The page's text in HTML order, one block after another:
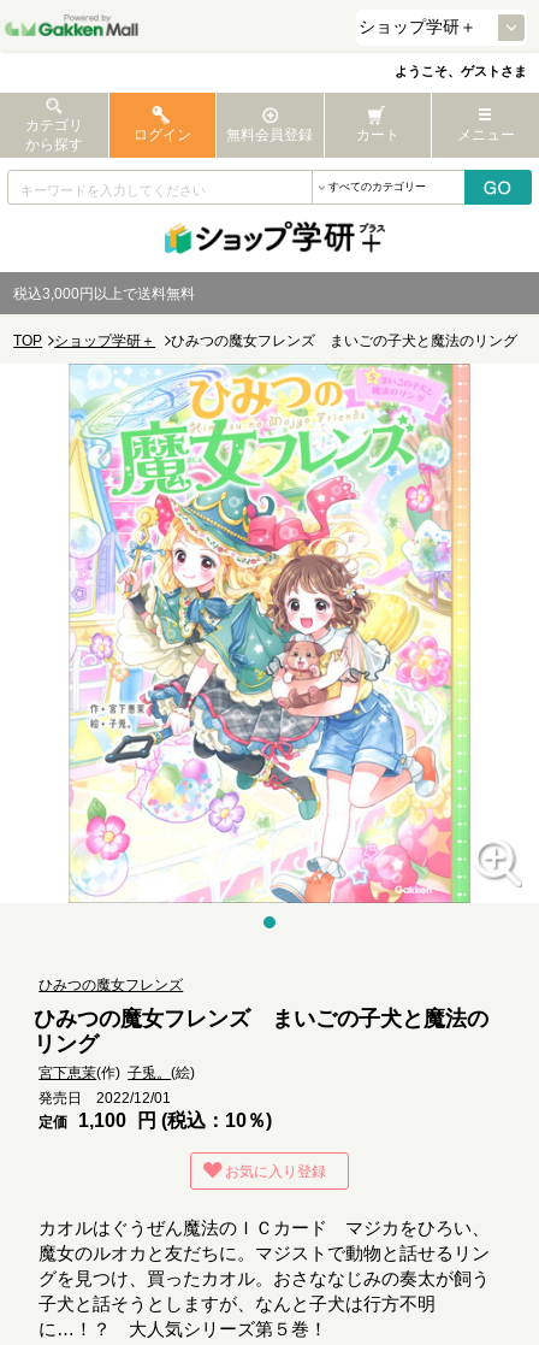
ようこそ、ゲストさま
カテゴリ
から探す
ログイン 無料会員登録 カート メニュー
税込3,000円以上で送料無料
TOP ショップ学研＋ ひみつの魔女フレンズ まいごの子犬と魔法のリング
ひみつの魔女フレンズ
ひみつの魔女フレンズ まいごの子犬と魔法の
リング
宮下恵茉(作)子兎。(絵)
発売日 2022/12/01
定価
1,100 円 (税込：10％)
お気に入り登録
カオルはぐうぜん魔法のＩＣカード マジカをひろい、
魔女のルオカと友だちに。マジストで動物と話せるリン
グを見つけ、買ったカオル。おさななじみの奏太が飼う
子犬と話そうとしますが、なんと子犬は行方不明
に…！？ 大人気シリーズ第５巻！